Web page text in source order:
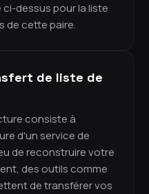
dessus pour la liste
de cette paire.
de liste de
consiste à
d'un service de
de reconstruire votre
des outils comme
de transférer vos